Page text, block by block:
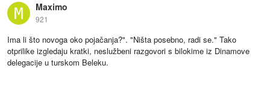
Maximo
921
Ima li što novoga oko pojačanja?". "Ništa posebno, radi se." Tako
otprilike izgledaju kratki, neslužbeni razgovori s bilokime iz Dinamove
delegacije u turskom Beleku.